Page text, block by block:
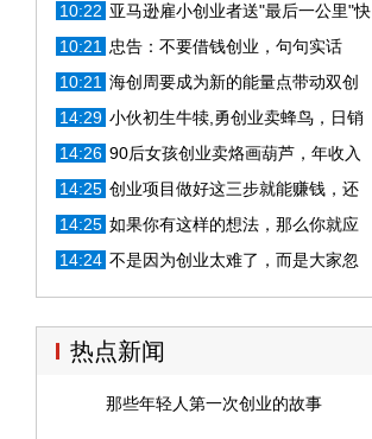
非洲带回100个阿里巴巴
10:22 亚马逊雇小创业者送"最后一公里"快
递 UPS要小心
10:21
忠告：不要借钱创业，句句实话
10:21 海创周要成为新的能量点带动双创
生态更优化
14:29 小伙初生牛犊,勇创业卖蜂鸟，日销
售额14万元
14:26 90后女孩创业卖烙画葫芦，年收入
达上百万
14:25 创业项目做好这三步就能赚钱，还
不快行动！
14:25 如果你有这样的想法，那么你就应
该创业，使劲儿折腾
14:24 不是因为创业太难了，而是大家忽
略了这一点
热点新闻
那些年轻人第一次创业的故事